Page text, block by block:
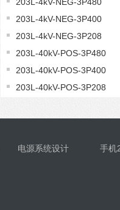
DS1922E
203L-4kV-NEG-3P400
203L-4kV-NEG-3P208
203L-40kV-POS-3P480
203L-40kV-POS-3P400
203L-40kV-POS-3P208
203L-40kV-NEG-3P400
203L-30kV-POS-3P480
电源系统设计 手机